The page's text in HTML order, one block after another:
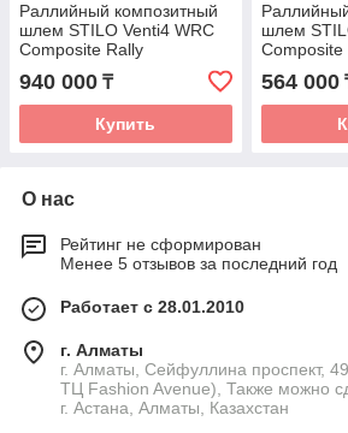
Раллийный композитный
шлем STILO Venti4 WRC
Composite Rally
white/black
940 000 ₸
Купить
шлем
Composite
564 000
О нас
Рейтинг не сформирован
Менее 5 отзывов за последний год
Работает с 28.01.2010
г. Алматы
г. Алматы, Сейфуллина проспект,
ТЦ Fashion Avenue), Также можно
г. Астана, Алматы, Казахстан